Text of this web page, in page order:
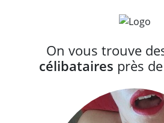
On vous trouve
célibataires près